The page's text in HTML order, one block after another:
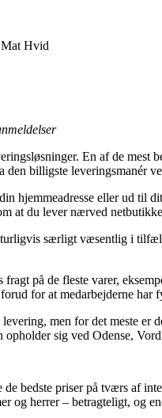
Mat Hvid
En af de mest
den billigste leveringsmanér
hjemmeadresse eller ud til
at du lever nærved
særligt væsentlig i
på de fleste varer,
for at medarbejderne har
men for det meste
sig ved Odense,
bedste priser på tværs af
og herrer – betragteligt, og